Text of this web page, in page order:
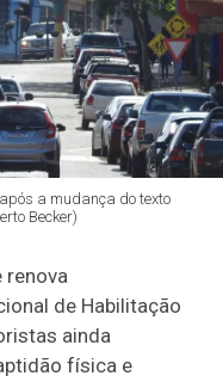
a mudança do texto
Becker)
renova
de Habilitação
ainda
física e